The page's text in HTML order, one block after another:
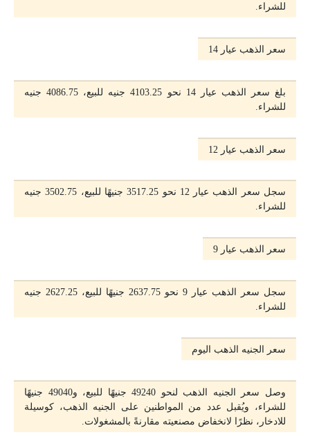
للشراء.
سعر الذهب عيار 14
بلغ سعر الذهب عيار 14 نحو 4103.25 جنيه للبيع، 4086.75 جنيه
للشراء.
سعر الذهب عيار 12
سجل سعر الذهب عيار 12 نحو 3517.25 جنيهًا للبيع، 3502.75 جنيه
للشراء.
سعر الذهب عيار 9
سجل سعر الذهب عيار 9 نحو 2637.75 جنيهًا للبيع، 2627.25 جنيه
للشراء.
سعر الجنيه الذهب اليوم
وصل سعر الجنيه الذهب لنحو 49240 جنيهًا للبيع، و49040 جنيهًا
للشراء، ويُقبل عدد من المواطنين على الجنيه الذهب، كوسيلة
للادخار، نظرًا لانخفاض مصنعيته مقارنةً بالمشغولات.